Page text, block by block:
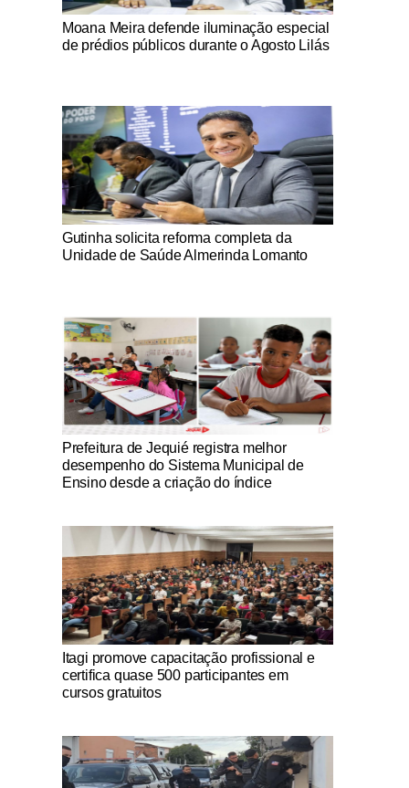
Notícias Católicas
Moana Meira defende iluminação especial
de prédios públicos durante o Agosto Lilás
Notícias Católicas
Gutinha solicita reforma completa da
Unidade de Saúde Almerinda Lomanto
Notícias Católicas
Prefeitura de Jequié registra melhor
desempenho do Sistema Municipal de
Ensino desde a criação do índice
Notícias Católicas
Itagi promove capacitação profissional e
certifica quase 500 participantes em
cursos gratuitos